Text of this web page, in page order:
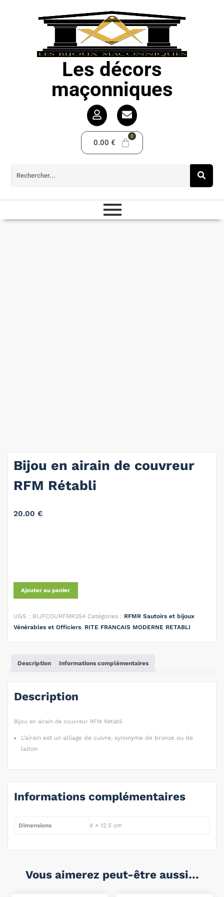
Les décors
maçonniques
0.00 €
Bijou en airain de couvreur
RFM Rétabli
20.00 €
Ajouter au panier
UGS : BIJFCOURFMR354 Catégories : RFMR Sautoirs et bijoux
Vénérables et Officiers, RITE FRANCAIS MODERNE RETABLI
Description Informations complémentaires
Description
Bijou en airain de couvreur RFM Rétabli
L’airain est un alliage de cuivre, synonyme de bronze ou de
laiton
Informations complémentaires
Dimensions 4 × 12.5 cm
Vous aimerez peut-être aussi…